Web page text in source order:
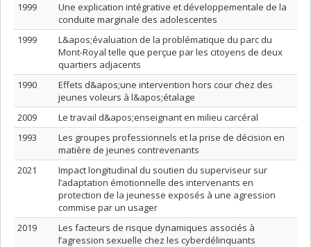
1999
Une explication intégrative et développementale de la
conduite marginale des adolescentes
1999
L&apos;évaluation de la problématique du parc du
Mont-Royal telle que perçue par les citoyens de deux
quartiers adjacents
1990
Effets d&apos;une intervention hors cour chez des
jeunes voleurs à l&apos;étalage
2009
Le travail d&apos;enseignant en milieu carcéral
1993
Les groupes professionnels et la prise de décision en
matière de jeunes contrevenants
2021
Impact longitudinal du soutien du superviseur sur
l’adaptation émotionnelle des intervenants en
protection de la jeunesse exposés à une agression
commise par un usager
2019
Les facteurs de risque dynamiques associés à
l’agression sexuelle chez les cyberdélinquants